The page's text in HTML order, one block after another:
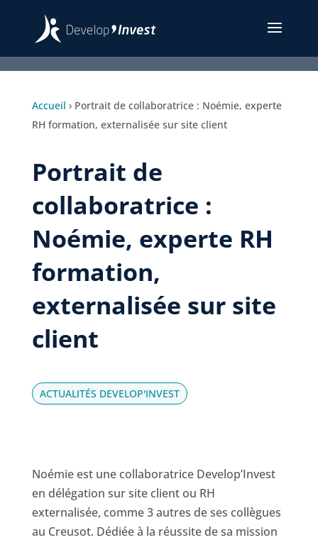
Accueil › Portrait de collaboratrice : Noémie, experte
RH formation, externalisée sur site client
Portrait de
collaboratrice :
Noémie, experte RH
formation,
externalisée sur site
client
ACTUALITÉS DEVELOP'INVEST
Noémie est une collaboratrice Develop’Invest
en délégation sur site client ou RH
externalisée, comme 3 autres de ses collègues
au Creusot. Dédiée à la réussite de sa mission